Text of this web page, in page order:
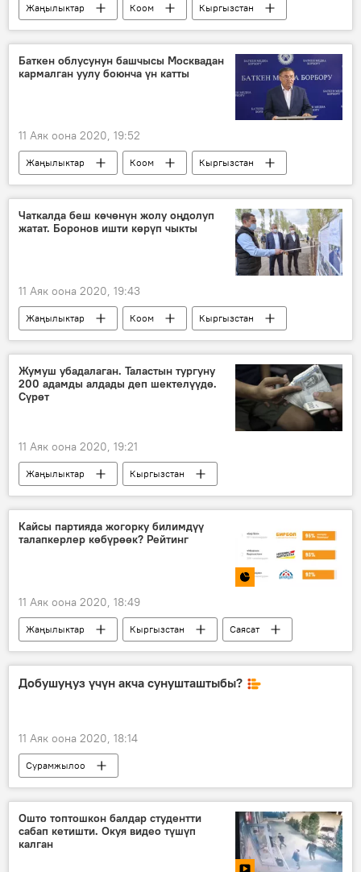
Жаңылыктар Коом
Кыргызстан
аба ырайы
Баткен облусунун башчысы Москвадан
кармалган уулу боюнча үн катты
11 Аяк оона 2020, 19:52
Жаңылыктар Коом
Кыргызстан
алдамчылык
шектүү
Баткен
өкүл
шылуун автоунаа
Чаткалда беш көчөнүн жолу оңдолуп
жатат. Боронов ишти көрүп чыкты
11 Аяк оона 2020, 19:43
Жаңылыктар Коом
Кыргызстан
Кубатбек Боронов
жол
оңдоо
айыл
Чаткал
Жумуш убадалаган. Таластын тургуну
200 адамды алдады деп шектелүүдө.
Сүрөт
11 Аяк оона 2020, 19:21
Жаңылыктар
Кыргызстан
Окуялар
Талас
алдамчылык
издөө
Кайсы партияда жогорку билимдүү
талапкерлер көбүрөөк? Рейтинг
11 Аяк оона 2020, 18:49
Жаңылыктар Кыргызстан
Саясат
Инфографика
Мультимедиа
саясый партия
депутат
Добушуңуз үчүн акча сунушташтыбы?
11 Аяк оона 2020, 18:14
Сурамжылоо
Ошто топтошкон балдар студентти
сабап кетишти. Окуя видео түшүп
калган